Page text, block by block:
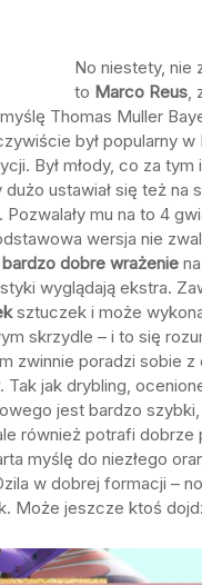
No niestety, nie
to Marco Reus,
Thomas Muller
był popularny
Był młody, co za
ustawiał się też na
mu na to 4
wersja nie
bardzo dobre wrażenie
wyglądają ekstra.
sztuczek i może
skrzydle – i to się
zwinnie poradzi sobie
. Tak jak drybling,
jest bardzo
również potrafi
myślę do niezłego
w dobrej formacji –
Może jeszcze ktoś